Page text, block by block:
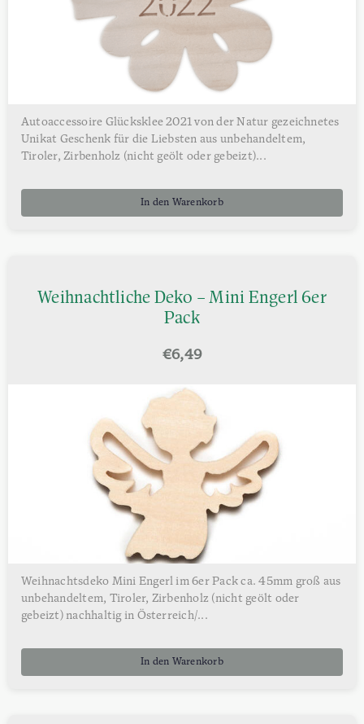
Autoaccessoire Glücksklee 2021 von der Natur gezeichnetes
Unikat Geschenk für die Liebsten aus unbehandeltem,
Tiroler, Zirbenholz (nicht geölt oder gebeizt)...
In den Warenkorb
Weihnachtliche Deko – Mini Engerl 6er
Pack
€6,49
Weihnachtsdeko Mini Engerl im 6er Pack ca. 45mm groß aus
unbehandeltem, Tiroler, Zirbenholz (nicht geölt oder
gebeizt) nachhaltig in Österreich/...
In den Warenkorb